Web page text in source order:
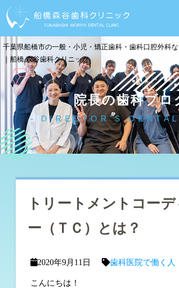
千葉県船橋市の一般・小児・矯正歯科・歯科口腔外科な
｜船橋 森谷歯科クリニック
院長の歯科ブロ
DIRECTOR'S
トリートメントコー
ー（ＴＣ）とは？
2020年9月11日 歯科医院で働く人
こんにちは！